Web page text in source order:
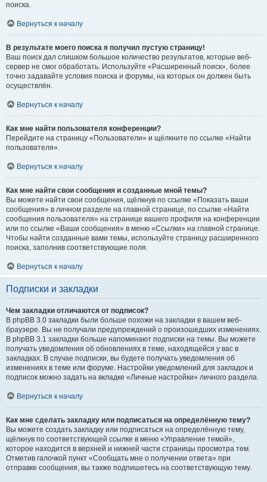
поиска.
Вернуться к началу
В результате моего поиска я получил пустую страницу!
Ваш поиск дал слишком большое количество результатов, которые веб-
сервер не смог обработать. Используйте «Расширенный поиск», более
точно задавайте условия поиска и форумы, на которых он должен быть
осуществлён.
Вернуться к началу
Как мне найти пользователя конференции?
Перейдите на страницу «Пользователи» и щёлкните по ссылке «Найти
пользователя».
Вернуться к началу
Как мне найти свои сообщения и созданные мной темы?
Вы можете найти свои сообщения, щёлкнув по ссылке «Показать ваши
сообщения» в личном разделе на главной странице, по ссылке «Найти
сообщения пользователя» на странице вашего профиля на конференции
или по ссылке «Ваши сообщения» в меню «Ссылки» на главной странице.
Чтобы найти созданные вами темы, используйте страницу расширенного
поиска, заполнив соответствующие поля.
Вернуться к началу
Подписки и закладки
Чем закладки отличаются от подписок?
В phpBB 3.0 закладки были больше похожи на закладки в вашем веб-
браузере. Вы не получали предупреждений о произошедших изменениях.
В phpBB 3.1 закладки больше напоминают подписки на темы. Вы можете
получать уведомления об обновлениях в теме, находящейся у вас в
закладках. В случае подписки, вы будете получать уведомления об
изменениях в теме или форуме. Настройки уведомлений для закладок и
подписок можно задать на вкладке «Личные настройки» личного раздела.
Вернуться к началу
Как мне сделать закладку или подписаться на определённую тему?
Вы можете создать закладку или подписаться на определённую тему,
щёлкнув по соответствующей ссылке в меню «Управление темой»,
которое находится в верхней и нижней части страницы просмотра тем.
Отметив галочкой пункт «Сообщать мне о получении ответа» при
отправке сообщения, вы также подпишетесь на соответствующую тему.